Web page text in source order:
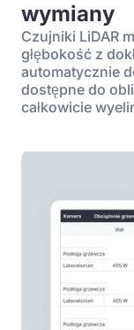
wymiany
Czujniki LiDAR
głębokość z
automatycznie
dostępne do
całkowicie